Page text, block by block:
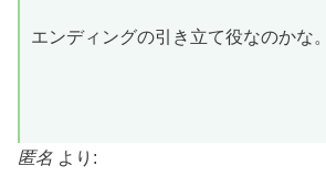
エンディングの引き立て役なのかな。
匿名 より: